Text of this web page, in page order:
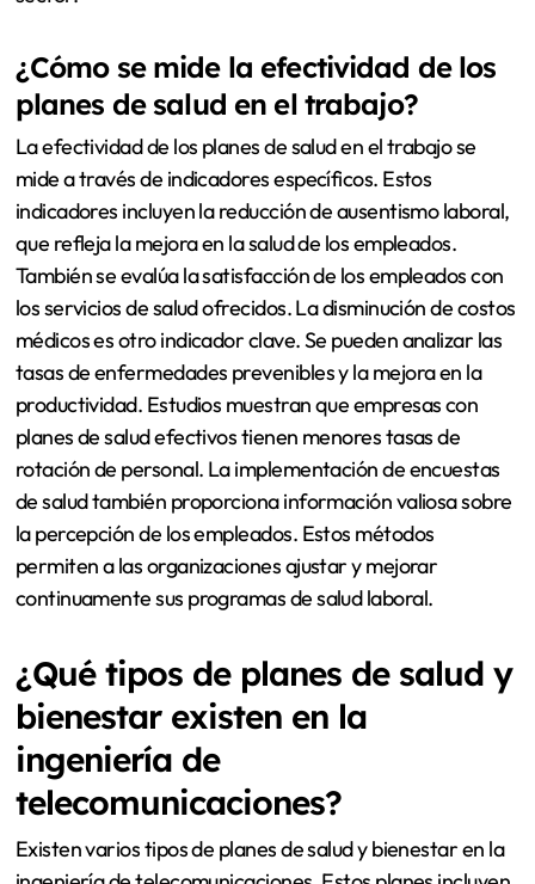
¿Cómo se mide la efectividad de los
planes de salud en el trabajo?
La efectividad de los planes de salud en el trabajo se
mide a través de indicadores específicos. Estos
indicadores incluyen la reducción de ausentismo laboral,
que refleja la mejora en la salud de los empleados.
También se evalúa la satisfacción de los empleados con
los servicios de salud ofrecidos. La disminución de costos
médicos es otro indicador clave. Se pueden analizar las
tasas de enfermedades prevenibles y la mejora en la
productividad. Estudios muestran que empresas con
planes de salud efectivos tienen menores tasas de
rotación de personal. La implementación de encuestas
de salud también proporciona información valiosa sobre
la percepción de los empleados. Estos métodos
permiten a las organizaciones ajustar y mejorar
continuamente sus programas de salud laboral.
¿Qué tipos de planes de salud y
bienestar existen en la
ingeniería de
telecomunicaciones?
Existen varios tipos de planes de salud y bienestar en la